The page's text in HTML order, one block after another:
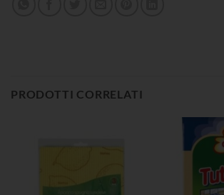
PRODOTTI CORRELATI